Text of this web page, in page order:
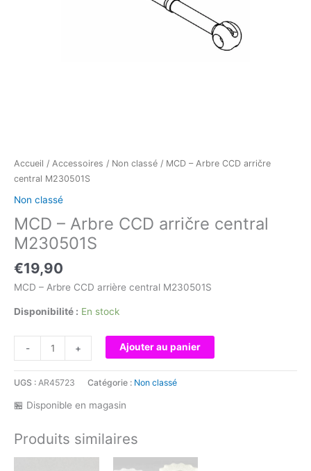
Accueil / Accessoires / Non classé / MCD – Arbre CCD arričre
central M230501S
Non classé
MCD – Arbre CCD arričre central
M230501S
€19,90
MCD – Arbre CCD arrière central M230501S
Disponibilité : En stock
-
de
MCD
-
Arbre
arričre
+ Ajouter au panier
UGS : AR45723 Catégorie : Non classé
🏪 Disponible en magasin
Produits similaires